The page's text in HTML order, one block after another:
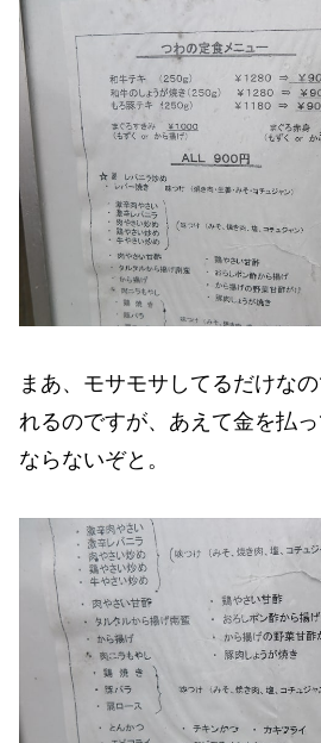
まあ、モサモサしてるだけな
れるのですが、あえて金を払
ならないぞと。